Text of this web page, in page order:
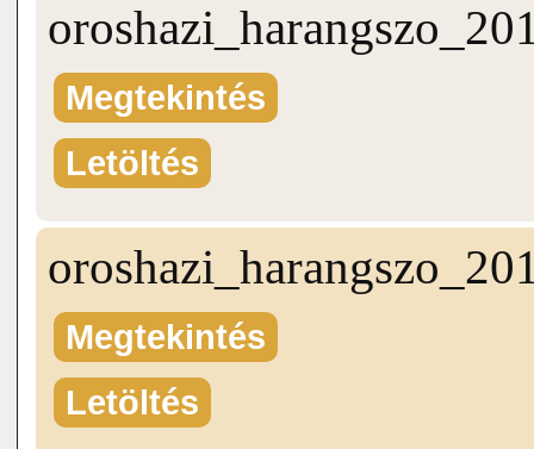
Megtekintés
Letöltés
Megtekintés
Letöltés